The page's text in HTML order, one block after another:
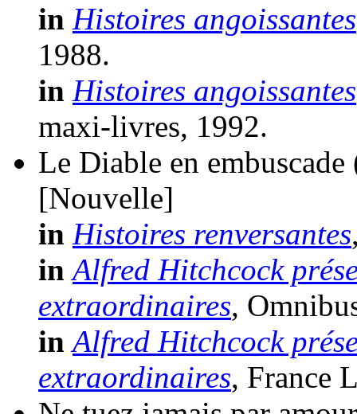
in Histoires angoissantes
1988.
in Histoires angoissantes
maxi-livres, 1992.
Le Diable en embuscade
[Nouvelle]
in Histoires renversantes
in Alfred Hitchcock
extraordinaires,
in Alfred Hitchcock
extraordinaires, France